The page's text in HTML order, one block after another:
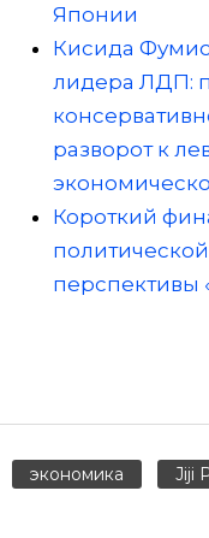
Японии
Кисида
лидера ЛДП:
разворот к
Короткий
перспективы
экономика Jiji